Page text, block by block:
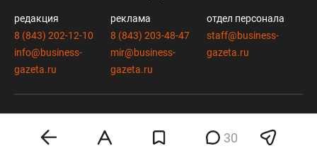
30
редакция
8 (843) 202-12-10
info@business-
gazeta.ru
реклама
8 (843) 203-48-47
mir@business-
gazeta.ru
отдел персонала
staff@business-
gazeta.ru
вконтакте
twitter
telegram